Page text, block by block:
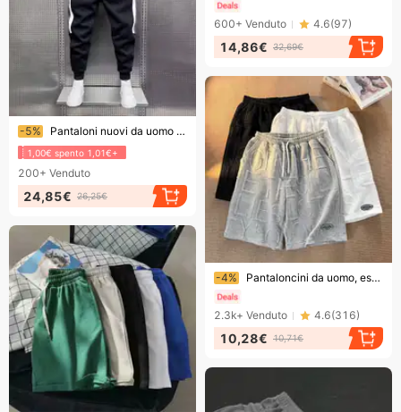
600+ Venduto 4.6(97)
14,86€ 32,69€
Finendo presto!
-5% Pantaloni nuovi da uomo a righe, pantaloni casual da uomo, con lacci, con cappuccio, primavera e autunno, Haren, belli, sportivi, per giovani
1,00€ spento 1,01€+
200+ Venduto
24,85€ 26,25€
Finendo presto!
-4% Pantaloncini da uomo, estivi, casual, da uomo, 2025, nuovi, alla moda, americani, pantaloncini sportivi larghi da basket per studenti, pantaloni di media lunghezza
2.3k+ Venduto 4.6(316)
10,28€ 10,71€